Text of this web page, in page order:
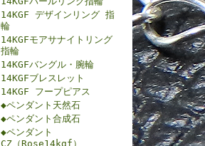
14KGF デザインリング 指
輪
14KGFモアサナイトリング
指輪
14KGFバングル・腕輪
14KGFブレスレット
14KGF フープピアス
◆ペンダント天然石
◆ペンダント合成石
◆ペンダント
CZ（Rose14kgf）